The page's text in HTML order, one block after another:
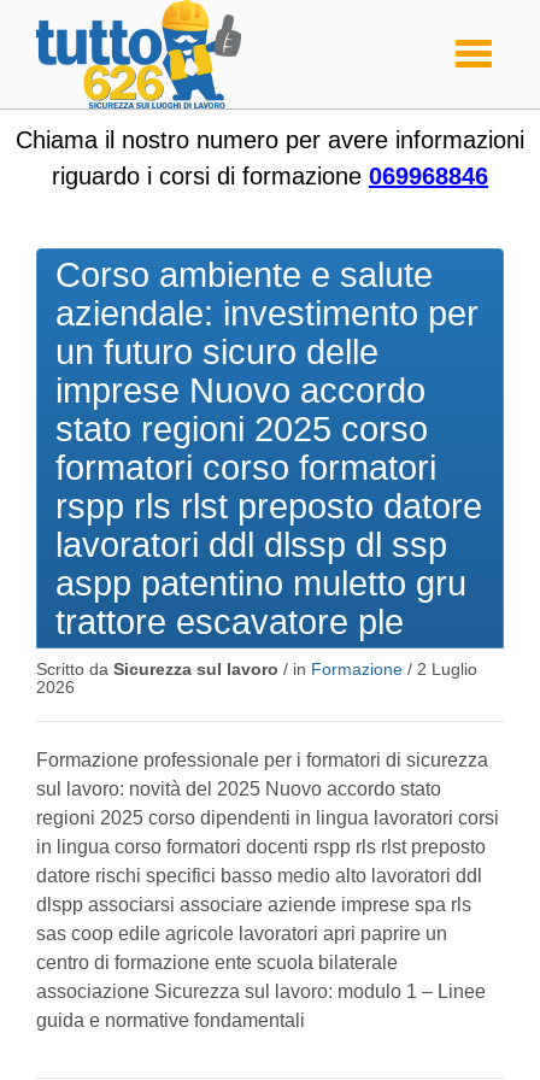
Toggle
Chiama il nostro numero per avere informazioni
riguardo i corsi di formazione 069968846
Corso ambiente e salute
aziendale: investimento per
un futuro sicuro delle
imprese Nuovo accordo
stato regioni 2025 corso
formatori corso formatori
rspp rls rlst preposto datore
lavoratori ddl dlssp dl ssp
aspp patentino muletto gru
trattore escavatore ple
Scritto da Sicurezza sul lavoro / in Formazione / 2 Luglio
2026
Formazione professionale per i formatori di sicurezza
sul lavoro: novità del 2025 Nuovo accordo stato
regioni 2025 corso dipendenti in lingua lavoratori corsi
in lingua corso formatori docenti rspp rls rlst preposto
datore rischi specifici basso medio alto lavoratori ddl
dlspp associarsi associare aziende imprese spa rls
sas coop edile agricole lavoratori apri paprire un
centro di formazione ente scuola bilaterale
associazione Sicurezza sul lavoro: modulo 1 – Linee
guida e normative fondamentali